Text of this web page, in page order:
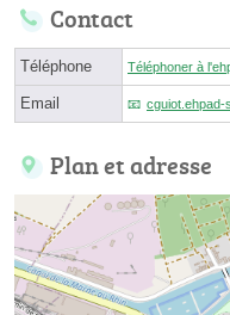
Contact
Téléphone Téléphoner à
Email
Plan et adresse